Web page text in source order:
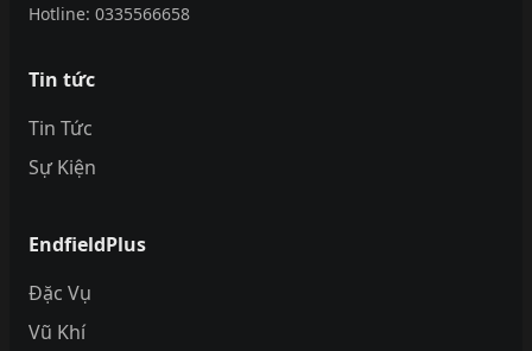
Hotline: 0335566658
Tin tức
Tin Tức
Sự Kiện
EndfieldPlus
Đặc Vụ
Vũ Khí